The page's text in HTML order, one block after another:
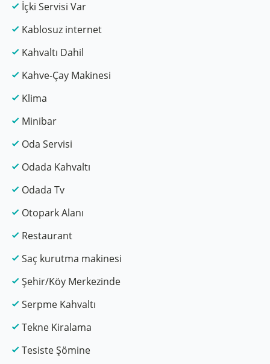
İçki Servisi Var
Kablosuz internet
Kahvaltı Dahil
Kahve-Çay Makinesi
Klima
Minibar
Oda Servisi
Odada Kahvaltı
Odada Tv
Otopark Alanı
Restaurant
Saç kurutma makinesi
Şehir/Köy Merkezinde
Serpme Kahvaltı
Tekne Kiralama
Tesiste Şömine